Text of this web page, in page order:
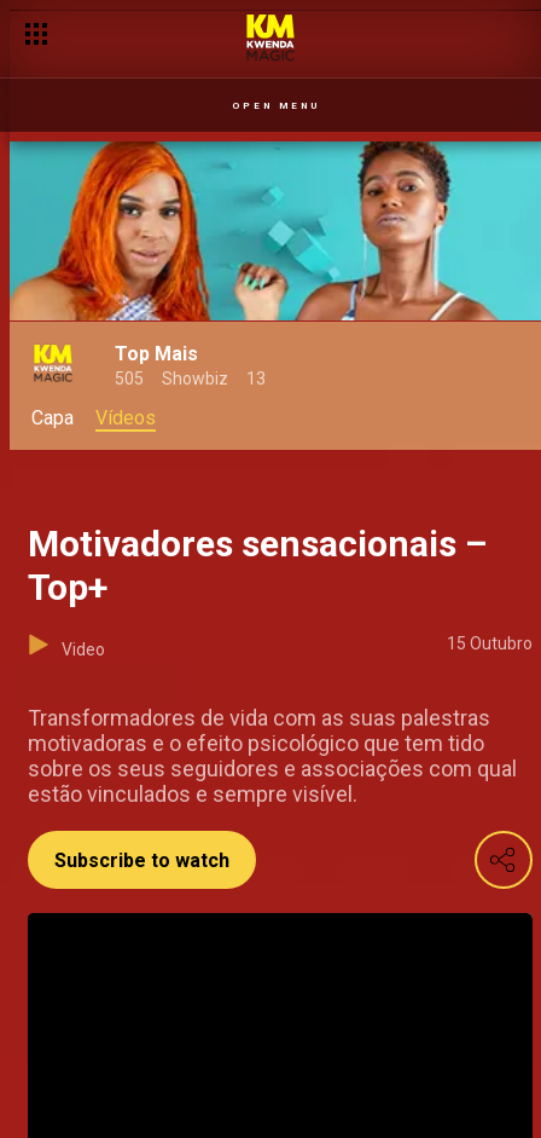
OPEN MENU
Top Mais
505 Showbiz 13
Capa Vídeos
Motivadores sensacionais –
Top+
Video 15 Outubro
Transformadores de vida com as suas palestras
motivadoras e o efeito psicológico que tem tido
sobre os seus seguidores e associações com qual
estão vinculados e sempre visível.
Subscribe to watch